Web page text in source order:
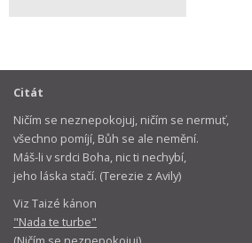
Citát
Ničím se neznepokojuj, ničím se nermuť,
všechno pomíjí, Bůh se ale nemění.
Máš-li v srdci Boha, nic ti nechybí,
jeho láska stačí. (Terezie z Avily)
Viz Taizé kánon
"Nada te turbe"